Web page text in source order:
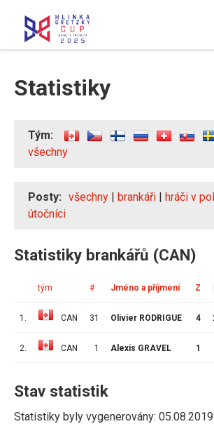
Statistiky
Tým:
všechny
Posty: všechny | brankáři | hráči v
útočníci
Statistiky brankářů (CAN)
tým # Jméno a příjmení Z
1. CAN 31 Olivier RODRIGUE 4
2. CAN 1 Alexis GRAVEL 1
Stav statistik
Statistiky byly vygenerovány: